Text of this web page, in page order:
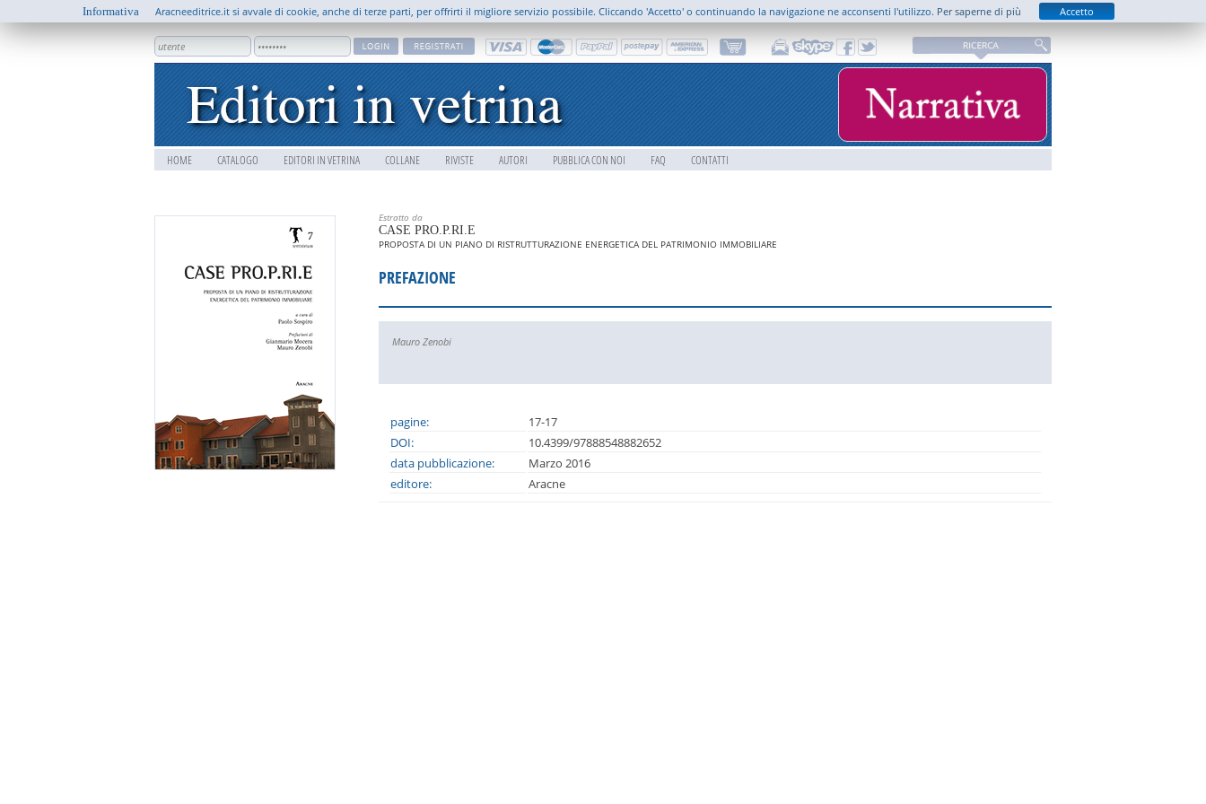
HOME CATALOGO EDITORI IN VETRINA COLLANE RIVISTE AUTORI PUBBLICA CON NOI FAQ CONTATTI
Informativa Aracneeditrice.it si avvale di cookie, anche di terze parti, per offrirti il migliore servizio possibile. Cliccando 'Accetto' o continuando la navigazione ne acconsenti l'utilizzo. Per saperne di più Accetto
Estratto da
CASE PRO.P.RI.E
PROPOSTA DI UN PIANO DI RISTRUTTURAZIONE ENERGETICA DEL PATRIMONIO IMMOBILIARE
PREFAZIONE
Mauro Zenobi
pagine:
17-17
DOI:
10.4399/97888548882652
data pubblicazione:
Marzo 2016
editore:
Aracne